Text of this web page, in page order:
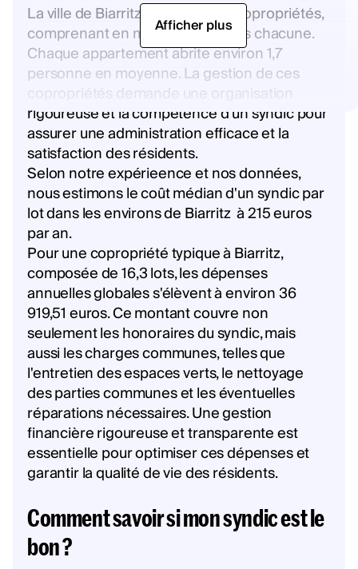
La ville de Biarritz compte 1 327 copropriétés,
comprenant en moyenne 16,3 lots chacune.
Chaque appartement abrite environ 1,7
personne en moyenne. La gestion de ces
copropriétés demande une organisation
rigoureuse et la compétence d'un syndic pour
assurer une administration efficace et la
satisfaction des résidents.
Selon notre expérieence et nos données,
nous estimons le coût médian d'un syndic par
lot dans les environs de Biarritz à 215 euros
par an.
Pour une copropriété typique à Biarritz,
composée de 16,3 lots, les dépenses
annuelles globales s'élèvent à environ 36
919,51 euros. Ce montant couvre non
seulement les honoraires du syndic, mais
aussi les charges communes, telles que
l'entretien des espaces verts, le nettoyage
des parties communes et les éventuelles
réparations nécessaires. Une gestion
financière rigoureuse et transparente est
essentielle pour optimiser ces dépenses et
garantir la qualité de vie des résidents.
Comment savoir si mon syndic est le
bon ?
Afficher plus